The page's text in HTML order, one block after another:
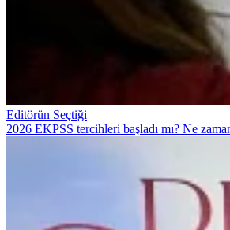
Editörün Seçtiği
2026 EKPSS tercihleri başladı mı? Ne